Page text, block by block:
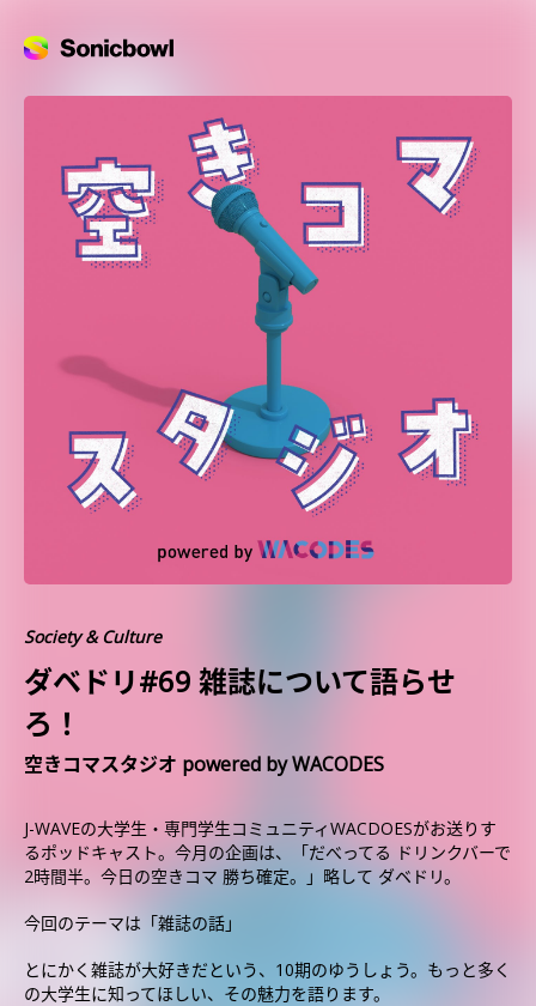
Society & Culture
ダベドリ#69 雑誌について語らせ
ろ！
空きコマスタジオ powered by WACODES
J-WAVEの大学生・専門学生コミュニティWACDOESがお送りす
るポッドキャスト。今月の企画は、「だべってる ドリンクバーで
2時間半。今日の空きコマ 勝ち確定。」略して ダベドリ。
今回のテーマは「雑誌の話」
とにかく雑誌が大好きだという、10期のゆうしょう。もっと多く
の大学生に知ってほしい、その魅力を語ります。